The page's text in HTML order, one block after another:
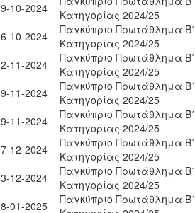
10-2024
Κατηγορίας 2024/25
10-2024
Παγκύπριο Πρωτάθλημα Β΄
Κατηγορίας 2024/25
11-2024
Παγκύπριο Πρωτάθλημα Β΄
Κατηγορίας 2024/25
11-2024
Παγκύπριο Πρωτάθλημα Β΄
Κατηγορίας 2024/25
11-2024
Παγκύπριο Πρωτάθλημα Β΄
Κατηγορίας 2024/25
12-2024
Παγκύπριο Πρωτάθλημα Β΄
Κατηγορίας 2024/25
12-2024
Παγκύπριο Πρωτάθλημα Β΄
Κατηγορίας 2024/25
01-2025
Παγκύπριο Πρωτάθλημα Β΄